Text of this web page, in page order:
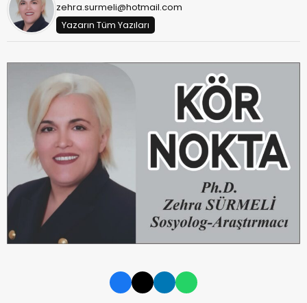
zehra.surmeli@hotmail.com
Yazarın Tüm Yazıları